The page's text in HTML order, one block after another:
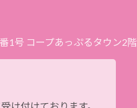
1号 コープあっぷるタウン2階